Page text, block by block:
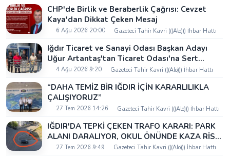
CHP'de Birlik ve Beraberlik Çağrısı: Cevzet
Kaya'dan Dikkat Çeken Mesaj
6 Ağu 2026 20:00 Gazeteci Tahir Kavri (((Alo))) İhbar Hattı
Iğdır Ticaret ve Sanayi Odası Başkan Adayı
Uğur Artantaş'tan Ticaret Odası'na Sert
Eleştiri: "Nakliyeci Sahipsiz Bırakılamaz"
4 Ağu 2026 9:20 Gazeteci Tahir Kavri (((Alo))) İhbar Hattı
“DAHA TEMİZ BİR IĞDIR İÇİN KARARLILIKLA
ÇALIŞIYORUZ”
27 Tem 2026 14:26 Gazeteci Tahir Kavri (((Alo))) İhbar Hattı
IĞDIR'DA TEPKİ ÇEKEN TRAFO KARARI: PARK
ALANI DARALIYOR, OKUL ÖNÜNDE KAZA RİSKİ
İDDİASI VE IĞDIR VALİSİ NEREDE?
27 Tem 2026 9:49 Gazeteci Tahir Kavri (((Alo))) İhbar Hattı